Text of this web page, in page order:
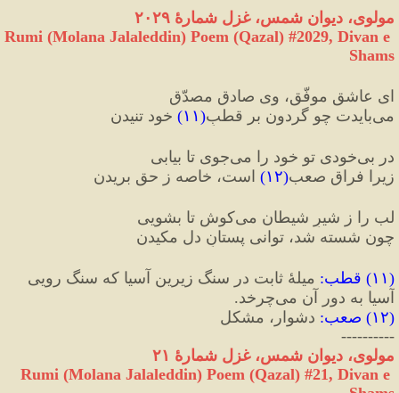
مولوی، دیوان شمس، غزل شمارهٔ ۲۰۲۹
Rumi (Molana Jalaleddin) Poem (Qazal) #2029, Divan e
Shams
ای عاشقِ موفّق، وی صادقِ مصدّق
می‌بایدت چو گردون بر قطبِ
(۱۱) خود تنیدن
در بی‌خودی تو خود را می‌جوی تا بیابی
زیرا فراق صعب(۱۲) است، خاصه ز حق بریدن
لب را ز شیرِ شیطان می‌کوش تا بشویی
چون شسته شد، توانی پستانِ دل مکیدن
(۱۱) قطب:
آسیا به دور آن می‌چرخد.
(۱۲) صعب: دشوار، مشکل
----------
مولوی، دیوان شمس، غزل شمارهٔ ۲۱
Rumi (Molana Jalaleddin) Poem (Qazal) #21, Divan e